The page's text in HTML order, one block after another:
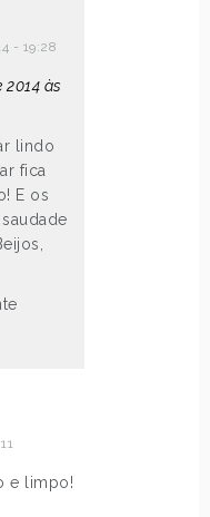
- 19:28
às
lindo
fica
E os
e limpo!